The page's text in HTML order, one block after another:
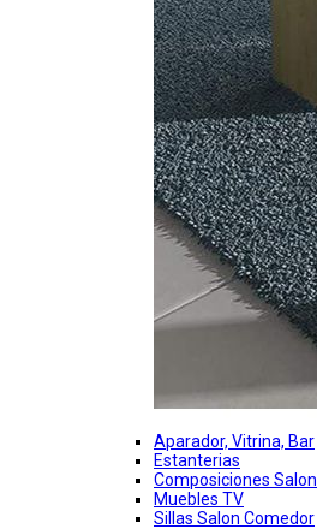
Aparador, Vitrina, Bar
Estanterias
Composiciones Salon
Muebles TV
Sillas Salon Comedor